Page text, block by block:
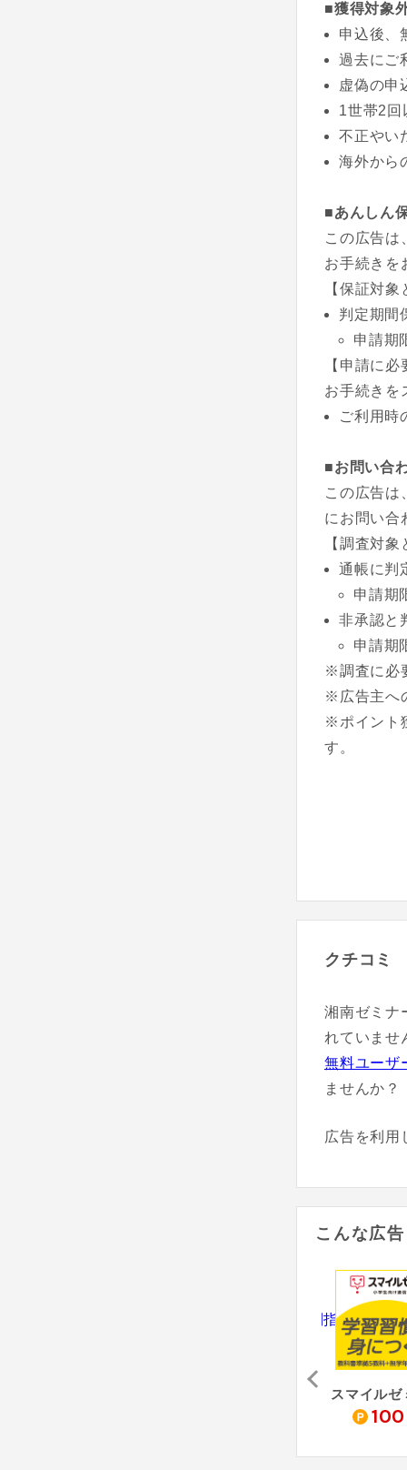
■獲得対象
申込後、
過去にご
虚偽の申
1世帯2回
不正やい
海外から
■あんしん
この広告は
お手続きを
【保証対
判定期間
申請期
【申請に
お手続きを
ご利用時
■お問い合
この広告は
にお問い合
【調査対
通帳に判
申請期
非承認と
申請期
※調査に必
※広告主へ
※ポイント
す。
クチコミ
湘南ゼミナ
れていませ
無料ユーザ
ませんか？
広告を利用
こんな広
100